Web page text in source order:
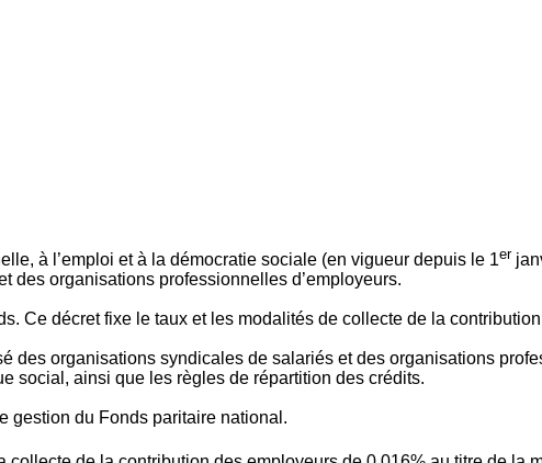
à l’emploi et à la démocratie sociale (en vigueur depuis le 1er
des organisations professionnelles d’employeurs.
Ce décret fixe le taux et les modalités de collecte de la
des organisations syndicales de salariés et des organisations
social, ainsi que les règles de répartition des crédits.
gestion du Fonds paritaire national.